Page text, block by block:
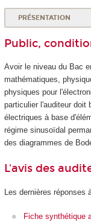
PRÉSENTATION
Public,
Avoir le niveau du Bac
mathématiques,
physiques pour
particulier l'auditeur doit
électriques à base
régime sinusoïdal
des diagrammes de
L'avis des
Les dernières
Fiche synthétique